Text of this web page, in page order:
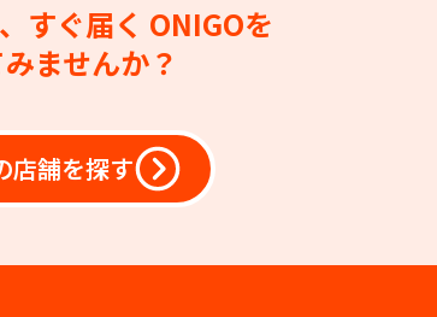
すぐ届く ONIGOを
ませんか？
店舗を探す